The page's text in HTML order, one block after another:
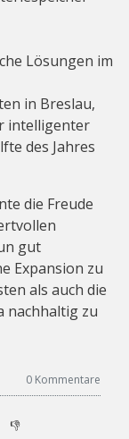
Lösungen im
in Breslau,
intelligenter
des Jahres
die Freude
gut
Expansion zu
als auch die
nachhaltig zu
0 Kommentare
👎